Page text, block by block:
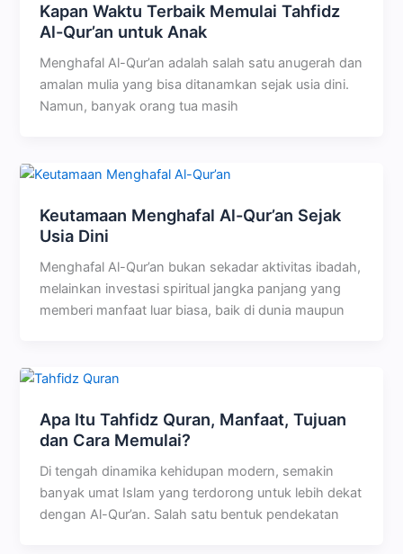
Kapan Waktu Terbaik Memulai Tahfidz
Al-Qur’an untuk Anak
Menghafal Al-Qur’an adalah salah satu anugerah dan
amalan mulia yang bisa ditanamkan sejak usia dini.
Namun, banyak orang tua masih
Keutamaan Menghafal Al-Qur’an Sejak
Usia Dini
Menghafal Al-Qur’an bukan sekadar aktivitas ibadah,
melainkan investasi spiritual jangka panjang yang
memberi manfaat luar biasa, baik di dunia maupun
Apa Itu Tahfidz Quran, Manfaat, Tujuan
dan Cara Memulai?
Di tengah dinamika kehidupan modern, semakin
banyak umat Islam yang terdorong untuk lebih dekat
dengan Al-Qur’an. Salah satu bentuk pendekatan